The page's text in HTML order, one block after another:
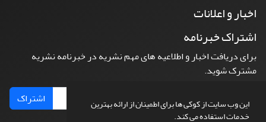
این وب سایت از کوکی ها برای اطمینان از ارائه بهترین
خدمات استفاده می کند.
اخبار و اعلانات
اشتراک خبرنامه
برای دریافت اخبار و اطلاعیه های مهم نشریه در خبرنامه نشریه
مشترک شوید.
اشتراک